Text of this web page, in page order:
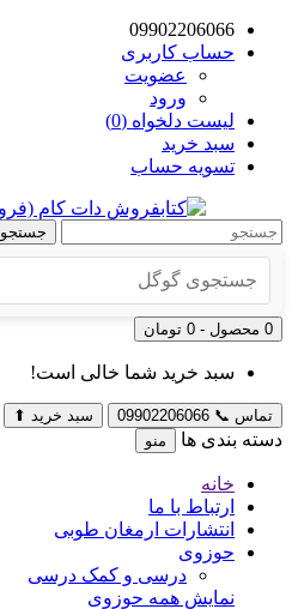
09902206066
حساب کاربری
عضویت
ورود
لیست دلخواه (0)
سبد خرید
تسویه حساب
جستجو
0 محصول - 0 تومان
سبد خرید شما خالی است!
تماس 📞
09902206066 سبد خرید ⬆
دسته بندی ها منو
خانه
ارتباط با ما
انتشارات ارمغان طوبی
حوزوی
درسی و کمک درسی
نمایش همه حوزوی